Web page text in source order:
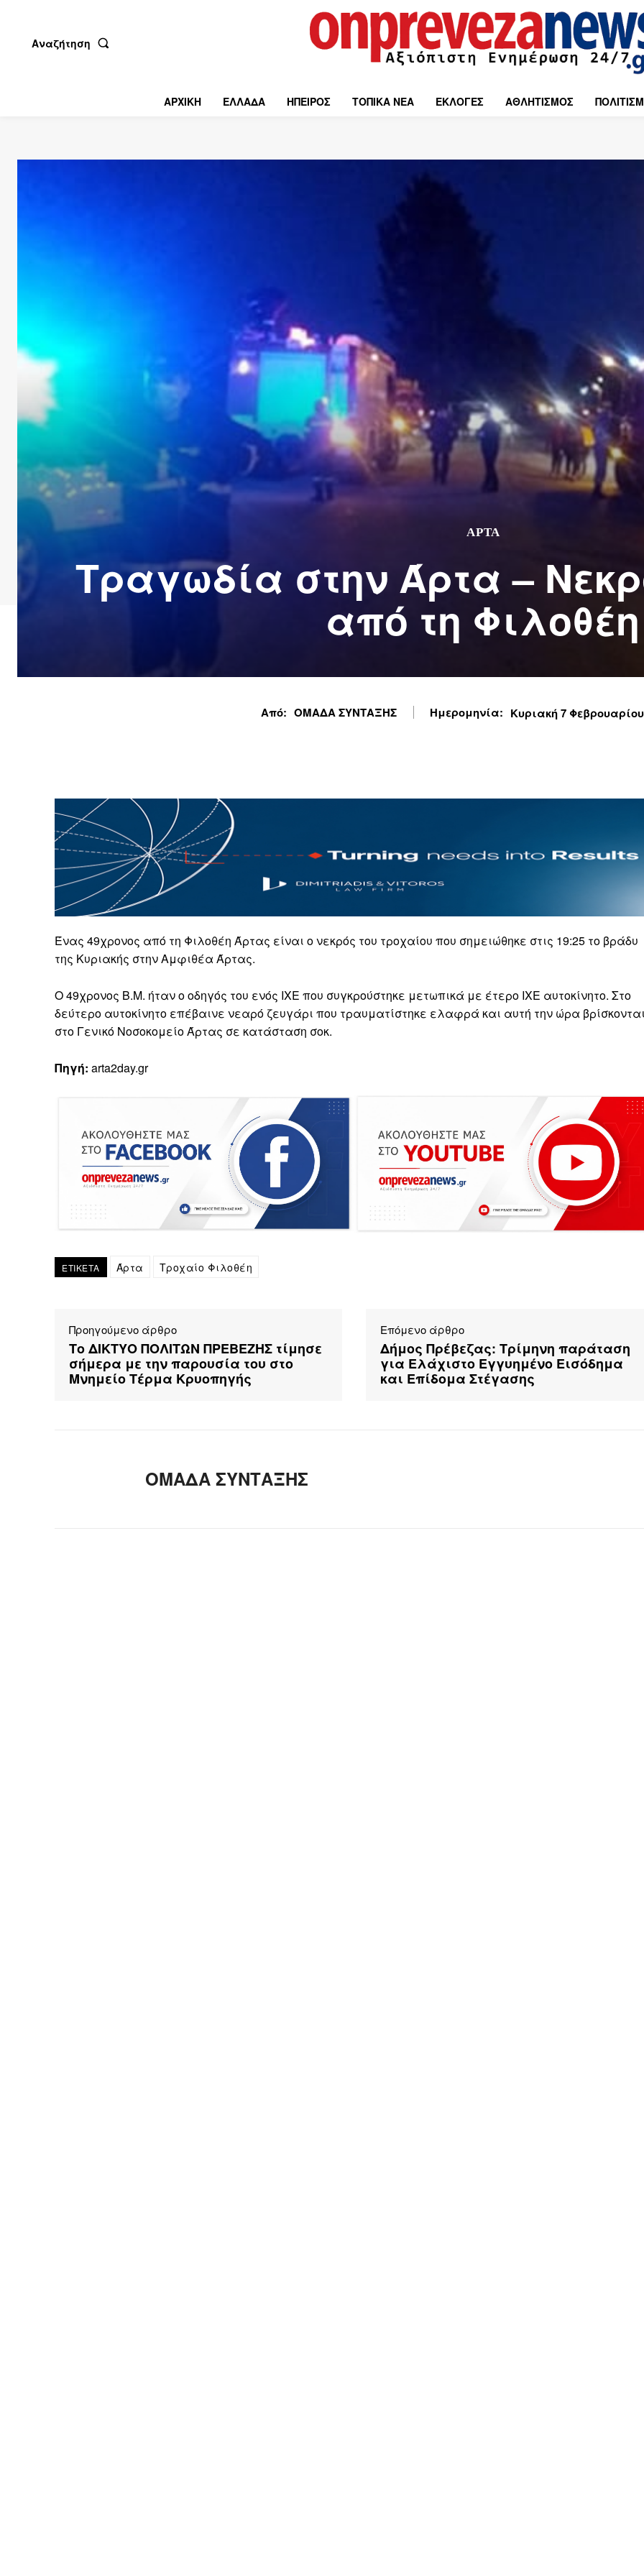
Αναζήτηση
ΑΡΧΙΚΗ ΕΛΛΑΔΑ ΗΠΕΙΡΟΣ ΤΟΠΙΚΑ ΝΕΑ ΕΚΛΟΓΕΣ ΑΘΛΗΤΙΣΜΟΣ
ΑΡΤΑ
Τραγωδία στην Άρτα –
από τη Φιλοθέη
Από: ΟΜΑΔΑ ΣΥΝΤΑΞΗΣ Ημερομηνία: Κυριακή 7 Φεβρουαρίου
Ένας 49χρονος από τη Φιλοθέη Άρτας είναι ο νεκρός του τροχαίου που σημειώθηκε στις 19:25 το βράδυ
της Κυριακής στην Αμφιθέα Άρτας.
Ο 49χρονος Β.Μ. ήταν ο οδηγός του ενός ΙΧΕ που συγκρούστηκε μετωπικά με έτερο ΙΧΕ αυτοκίνητο. Στο
δεύτερο αυτοκίνητο επέβαινε νεαρό ζευγάρι που τραυματίστηκε ελαφρά και αυτή την ώρα
στο Γενικό Νοσοκομείο Άρτας σε κατάσταση σοκ.
Πηγή: arta2day.gr
ΕΤΙΚΕΤΑ Άρτα Τροχαίο Φιλοθέη
Προηγούμενο άρθρο
Το ΔΙΚΤΥΟ ΠΟΛΙΤΩΝ ΠΡΕΒΕΖΗΣ τίμησε
σήμερα με την παρουσία του στο
Μνημείο Τέρμα Κρυοπηγής
Επόμενο άρθρο
Δήμος Πρέβεζας: Τρίμηνη παράταση
για Ελάχιστο Εγγυημένο Εισόδημα
και Επίδομα Στέγασης
ΟΜΑΔΑ ΣΥΝΤΑΞΗΣ